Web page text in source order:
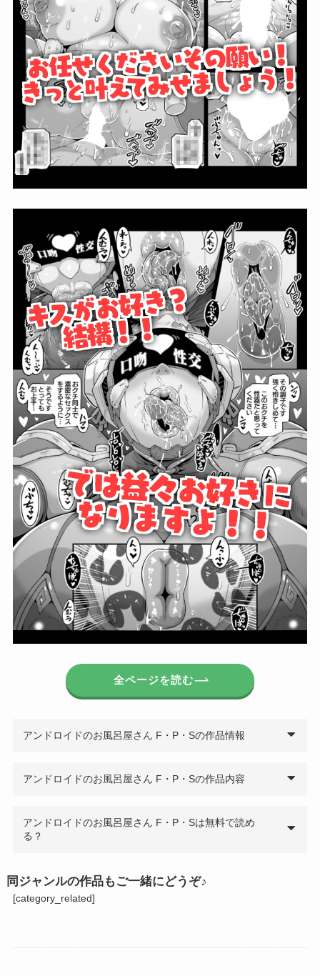
全ページを読む
アンドロイドのお風呂屋さん F・P・Sの作品情報
アンドロイドのお風呂屋さん F・P・Sの作品内容
アンドロイドのお風呂屋さん F・P・Sは無料で読め
る？
同ジャンルの作品もご一緒にどうぞ♪
[category_related]